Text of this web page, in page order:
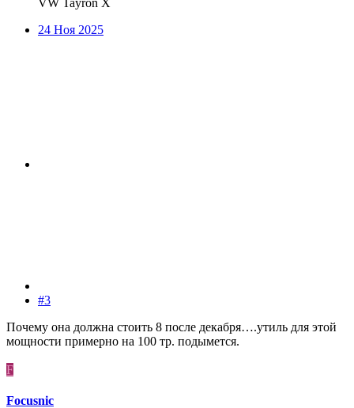
24 Ноя 2025
#3
Почему она должна стоить 8 после декабря….утиль для этой
мощности примерно на 100 тр. подымется.
F
Focusnic